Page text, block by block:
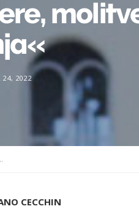
24, 2022
je postalo mjesto vjere, molitve i obraćenja«
CECCHIN